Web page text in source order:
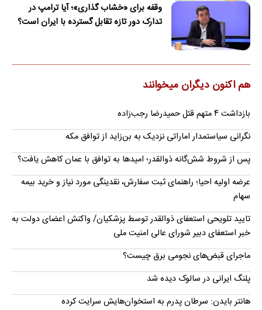
وقفه برای «خشاب گذاری»؛ آیا ترامپ در
تدارک دور تازه تقابل گسترده با ایران است؟
هم اکنون دیگران میخوانند
بازداشت ۴ متهم قتل حمیدرضا رجب‌زاده
نگرانی سیاستمدار اماراتی نزدیک به بن‌زاید از توافق مکه
پس از شروط شش‌گانه ذوالقدر؛ امیدها به توافق با عمان کاهش یافت؟
عرضه اولیه احیا؛ راهنمای ثبت سفارش، نقدینگی مورد نیاز و خرید بیمه
سهام
تایید تلویحی استعفای ذوالقدر توسط پزشکیان/ واکنش اعضای دولت به
خبر استعفای دبیر شورای عالی امنیت ملی
ماجرای قبض‌های نجومی برق چیست؟
پلنگ ایرانی در سالوک دیده شد
هانتر بایدن: سرطان پدرم به استخوان‌هایش سرایت کرده